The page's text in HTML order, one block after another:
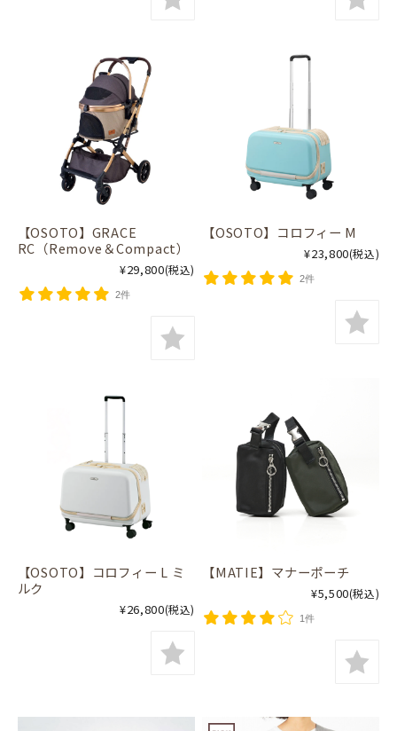
【OSOTO】GRACE
RC（Remove＆Compact）
¥29,800(税込)
2件
【OSOTO】コロフィー M
¥23,800(税込)
2件
【OSOTO】コロフィー L ミ
ルク
¥26,800(税込)
【MATIE】マナーポーチ
¥5,500(税込)
1件